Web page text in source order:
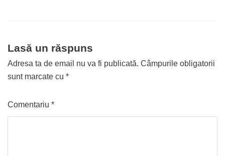
Lasă un răspuns
Adresa ta de email nu va fi publicată. Câmpurile obligatorii
sunt marcate cu *
Comentariu *